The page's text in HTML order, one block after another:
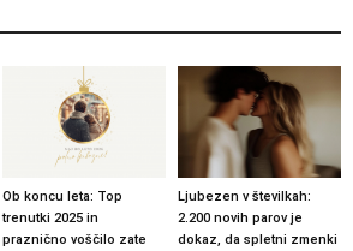
Ob koncu leta: Top
trenutki 2025 in
praznično voščilo zate
Ljubezen v številkah:
2.200 novih parov je
dokaz, da spletni zmenki